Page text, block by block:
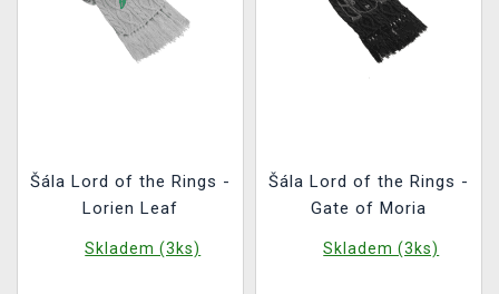
Šála Lord of the Rings -
Lorien Leaf
Skladem (3ks)
Šála Lord of the Rings -
Gate of Moria
Skladem (3ks)